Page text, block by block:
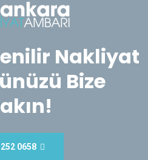
Nakliyat
Bize
0658